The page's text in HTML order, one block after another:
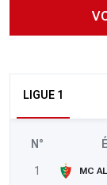
LIGUE 1
N°
1 MC